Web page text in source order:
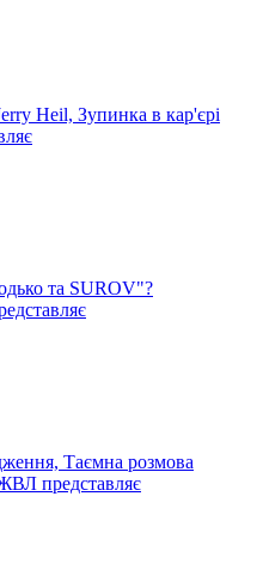
Heil, Зупинка в кар'єрі
та SUROV"?
Таємна розмова
представляє